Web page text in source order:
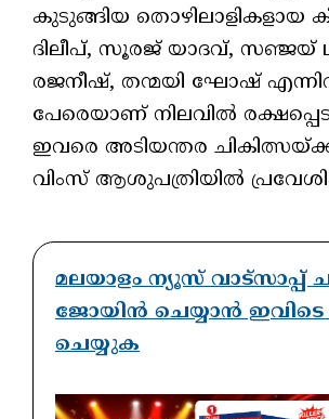
കുടുങ്ങിയ തൊഴിലാളികളായ
ദിലീപ്, സൂരജ് യാദവ്, സഞ്ജയ്
രജനീഷ്, തന്മയി ഘോഷ്
പേരെയാണ് നിലവിൽ
ഇവരെ അടിയന്തര
വിംസ് ആശുപത്രിയിൽ
മലയാളം ന്യൂസ് വാട്സാപ്പ്
ജോയിൻ ചെയ്യാൻ ഇവിടെ
ചെയ്യുക